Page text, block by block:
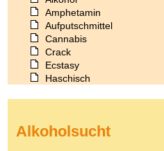
Amphetamin
Aufputschmittel
Cannabis
Crack
Ecstasy
Haschisch
Kokain
Alkoholsucht